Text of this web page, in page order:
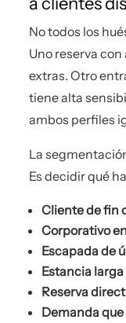
No todos los
Uno reserva
extras. Otro
tiene alta
ambos perfiles
La
Es decidir qué
Cliente de fin
Corporativo
Escapada de
Estancia larga
Reserva
Demanda